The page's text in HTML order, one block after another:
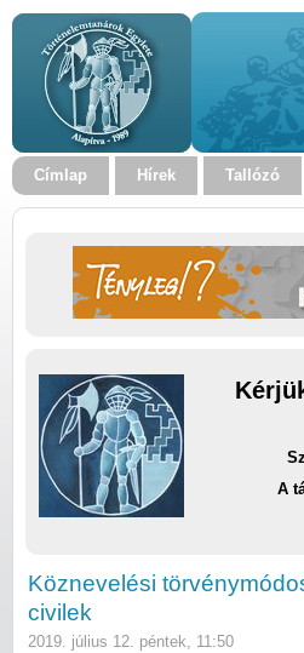
Címlap Hírek Tallózó
A
Köznevelési
civilek
2019. július 12. péntek, 11:50